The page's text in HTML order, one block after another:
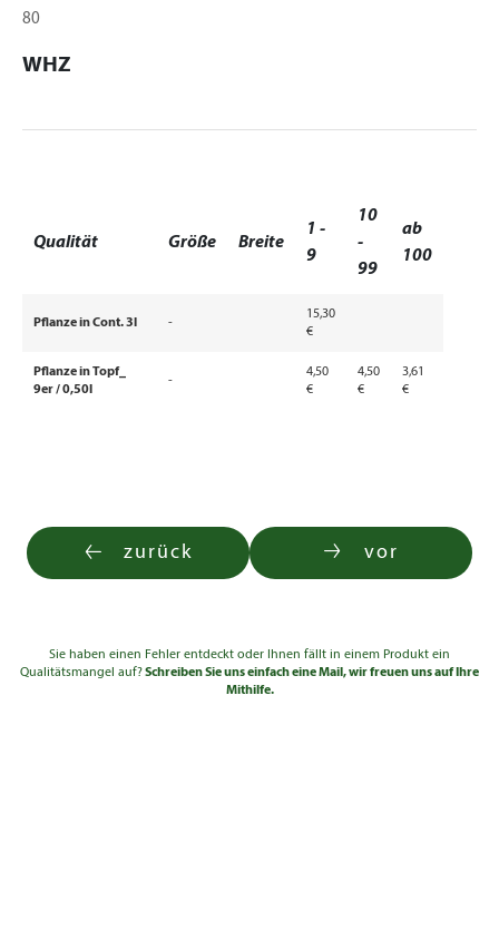
80
WHZ
Qualität Größe Breite
1 -
9
10
-
99
ab
100
Pflanze in Cont. 3l -
15,30
€
Pflanze in Topf_
9er / 0,50l
-
4,50
€
4,50
€
3,61
€
zurück vor
Sie haben einen Fehler entdeckt oder Ihnen fällt in einem Produkt ein
Qualitätsmangel auf?Schreiben Sie uns einfach eine Mail, wir freuen uns auf Ihre
Mithilfe.